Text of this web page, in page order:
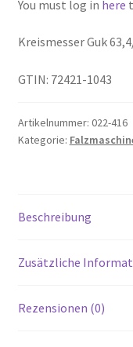
You must log in here
Kreismesser Guk
GTIN: 72421-1043
Artikelnummer: 022-416
Kategorie:
Beschreibung
Zusätzliche
Rezensionen (0)